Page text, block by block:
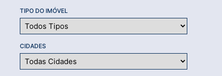
TIPO DO IMÓVEL
CIDADES